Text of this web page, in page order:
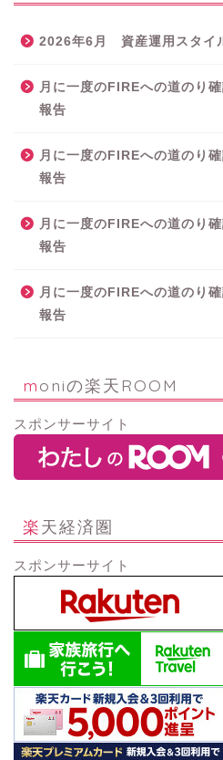
2026年6月 資産運用スタイ
月に一度のFIREへの道のり
報告
月に一度のFIREへの道のり
報告
月に一度のFIREへの道のり
報告
月に一度のFIREへの道のり
報告
moniの楽天ROOM
スポンサーサイト
楽天経済圏
スポンサーサイト